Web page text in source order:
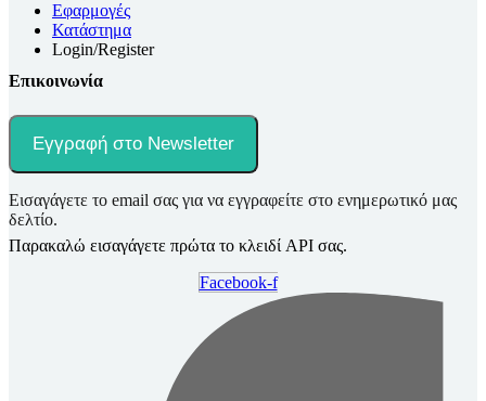
Εφαρμογές
Κατάστημα
Login/Register
Επικοινωνία
Εγγραφή στο Newsletter
Εισαγάγετε το email σας για να εγγραφείτε στο ενημερωτικό μας
δελτίο.
Παρακαλώ εισαγάγετε πρώτα το κλειδί API σας.
Facebook-f